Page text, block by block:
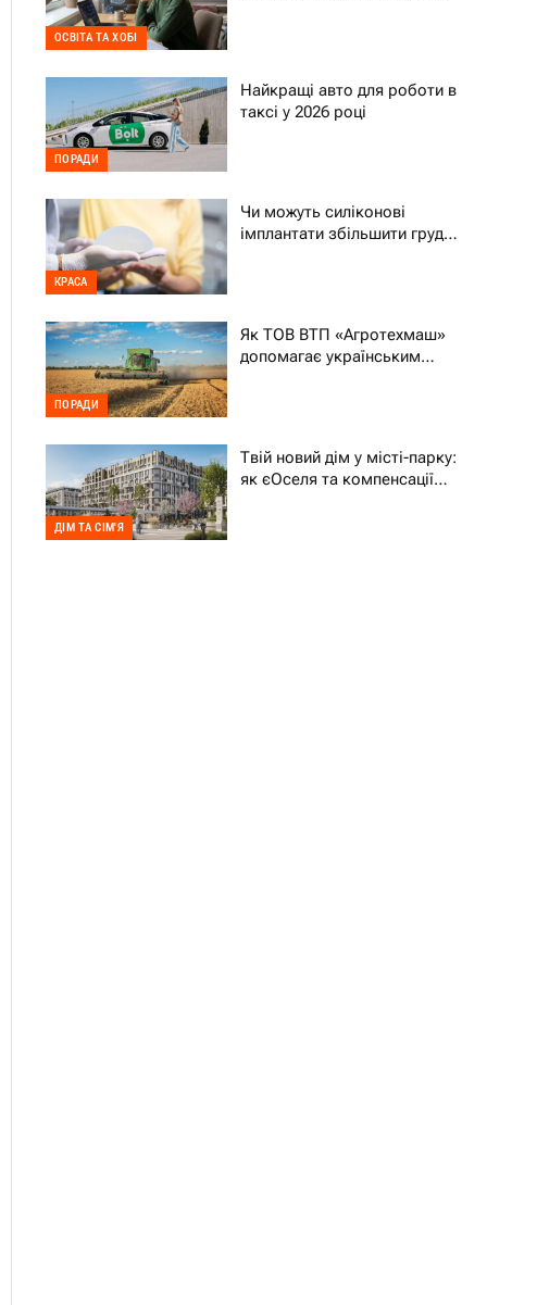
ОСВІТА ТА ХОБІ
ПОРАДИ
Найкращі авто для роботи в
таксі у 2026 році
КРАСА
Чи можуть силіконові
імплантати збільшити груди
ПОРАДИ
Як ТОВ ВТП «Агротехмаш»
допомагає українським
ДІМ ТА СІМ'Я
Твій новий дім у місті-парку:
як єОселя та компенсації